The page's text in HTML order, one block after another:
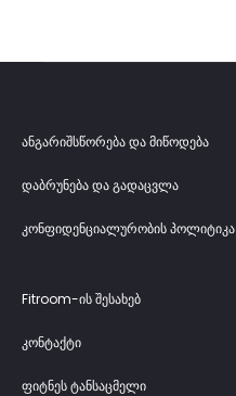
ანგარიშსწორება და მიწოდება
დაბრუნება და გადაცვლა
კონფიდენციალურობის პოლიტიკა
Fitroom-ის შესახებ
კონტაქტი
ფიტნეს ტანსაცმელი